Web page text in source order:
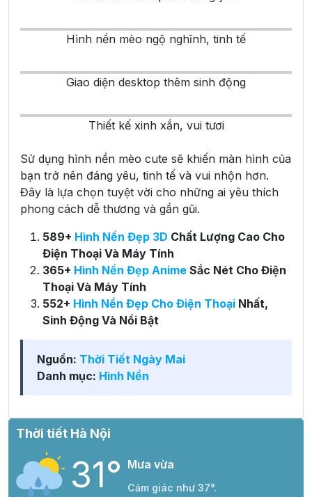
Hình nền mèo ngộ nghĩnh, tinh tế
Giao diện desktop thêm sinh động
Thiết kế xinh xắn, vui tươi
Sử dụng hình nền mèo cute sẽ khiến màn hình của
bạn trở nên đáng yêu, tinh tế và vui nhộn hơn.
Đây là lựa chọn tuyệt vời cho những ai yêu thích
phong cách dễ thương và gần gũi.
589+ Hình Nền Đẹp 3D Chất Lượng Cao Cho
Điện Thoại Và Máy Tính
365+ Hình Nền Đẹp Anime Sắc Nét Cho Điện
Thoại Và Máy Tính
552+ Hình Nền Đẹp Cho Điện Thoại Nhất,
Sinh Động Và Nổi Bật
Nguồn: Thời Tiết Ngày Mai
Danh mục: Hình Nền
Thời tiết Hà Nội
31° Mưa vừa
Cảm giác như 37°.